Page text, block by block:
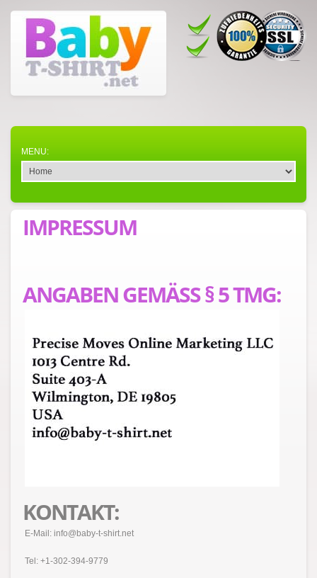
IMPRESSUM
ANGABEN GEMÄSS § 5 TMG:
KONTAKT:
E-Mail: info@baby-t-shirt.net
Tel: +1-302-394-9779